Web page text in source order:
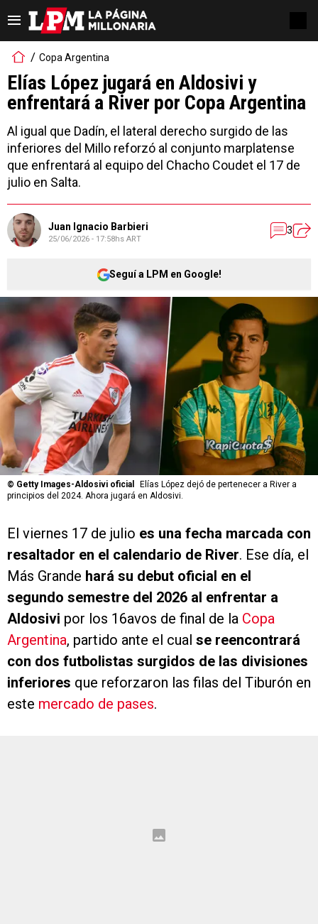
Copa Argentina
Elías López jugará en Aldosivi y
enfrentará a River por Copa Argentina
Al igual que Dadín, el lateral derecho surgido de las
inferiores del Millo reforzó al conjunto marplatense
que enfrentará al equipo del Chacho Coudet el 17 de
julio en Salta.
Juan Ignacio Barbieri
25/06/2026 - 17:58hs ART
3
Seguí a LPM en Google!
© Getty Images-Aldosivi oficial
Elías López dejó de pertenecer a River a
principios del 2024. Ahora jugará en Aldosivi.
El viernes 17 de julio es una fecha marcada con
resaltador en el calendario de River. Ese día, el
Más Grande hará su debut oficial en el
segundo semestre del 2026 al enfrentar a
Aldosivi por los 16avos de final de la Copa
Argentina, partido ante el cual se reencontrará
con dos futbolistas surgidos de las divisiones
inferiores que reforzaron las filas del Tiburón en
este mercado de pases.